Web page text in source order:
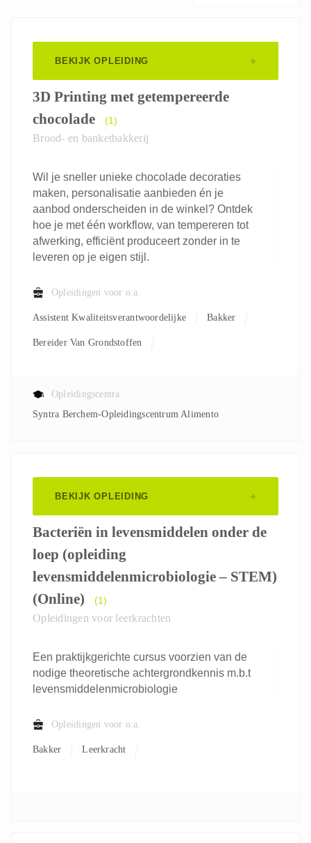
BEKIJK OPLEIDING
3D Printing met getempereerde
chocolade
(1)
Brood- en banketbakkerij
Wil je sneller unieke chocolade decoraties
maken, personalisatie aanbieden én je
aanbod onderscheiden in de winkel? Ontdek
hoe je met één workflow, van tempereren tot
afwerking, efficiënt produceert zonder in te
leveren op je eigen stijl.
Opleidingen voor o.a.
Assistent Kwaliteitsverantwoordelijke Bakker
Bereider Van Grondstoffen
Processoperator
Verantwoordelijke Productie Verpakkingsoperator
Opleidingscentra
Syntra Berchem-Opleidingscentrum Alimento
BEKIJK OPLEIDING
Bacteriën in levensmiddelen onder de
loep (opleiding
levensmiddelenmicrobiologie – STEM)
(Online)
(1)
Opleidingen voor leerkrachten
Een praktijkgerichte cursus voorzien van de
nodige theoretische achtergrondkennis m.b.t
levensmiddelenmicrobiologie
Opleidingen voor o.a.
Bakker Leerkracht